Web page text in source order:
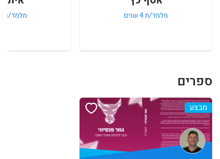
מלמד/ת 4 שנים מלמד/ת 5 שנים
ספרים
מבצע